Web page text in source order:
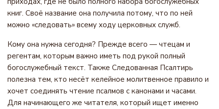
книг. Своё название она получила потому, что по ней
можно «следовать» всему ходу церковных служб.
Кому она нужна сегодня? Прежде всего — чтецам и
регентам, которым важно иметь под рукой полный
богослужебный текст. Также Следованная Псалтирь
полезна тем, кто несёт келейное молитвенное правило и
хочет соединять чтение псалмов с канонами и часами.
Для начинающего же читателя, который ищет именно